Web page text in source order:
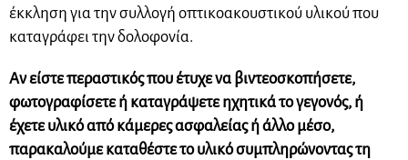
έκκληση για την συλλογή οπτικοακουστικού υλικού που
καταγράφει την δολοφονία.
Αν είστε περαστικός που έτυχε να βιντεοσκοπήσετε,
φωτογραφίσετε ή καταγράψετε ηχητικά το γεγονός, ή
έχετε υλικό από κάμερες ασφαλείας ή άλλο μέσο,
παρακαλούμε καταθέστε το υλικό συμπληρώνοντας τη